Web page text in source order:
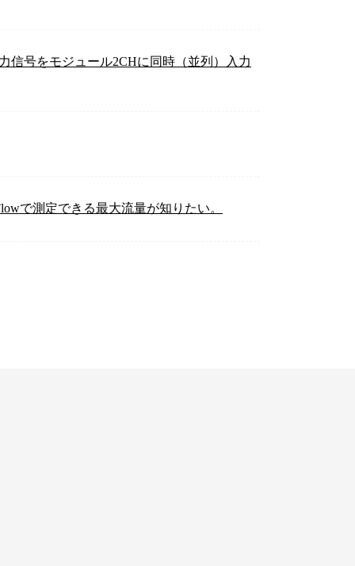
信号をモジュール2CHに同時（並列）入力
で測定できる最大流量が知りたい。